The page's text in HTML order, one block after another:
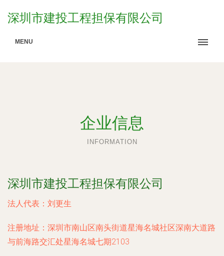
深圳市建投工程担保有限公司
MENU
企业信息
INFORMATION
深圳市建投工程担保有限公司
法人代表： 刘更生
注册地址： 深圳市南山区南头街道星海名城社区深南大道路
与前海路交汇处星海名城七期2103